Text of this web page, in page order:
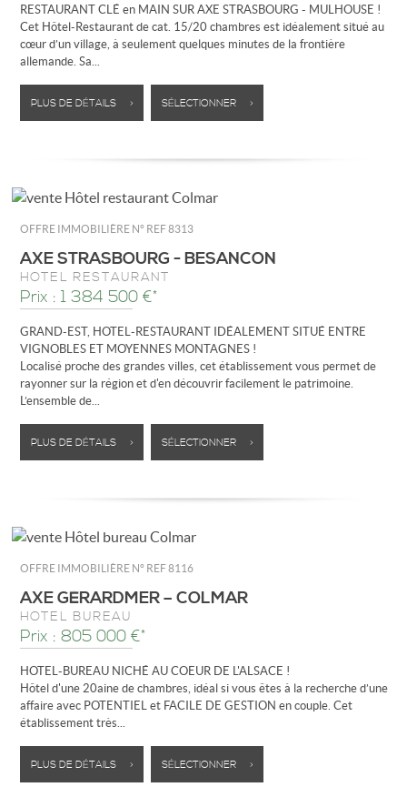
RESTAURANT CLÉ en MAIN SUR AXE STRASBOURG - MULHOUSE !
Cet Hôtel-Restaurant de cat. 15/20 chambres est idéalement situé au
cœur d’un village, à seulement quelques minutes de la frontière
allemande. Sa...
PLUS DE DÉTAILS > SÉLECTIONNER >
OFFRE IMMOBILIÈRE N° REF 8313
AXE STRASBOURG - BESANCON
HÔTEL RESTAURANT
Prix : 1 384 500 €*
GRAND-EST, HOTEL-RESTAURANT IDÉALEMENT SITUÉ ENTRE
VIGNOBLES ET MOYENNES MONTAGNES !
Localisé proche des grandes villes, cet établissement vous permet de
rayonner sur la région et d'en découvrir facilement le patrimoine.
L’ensemble de...
PLUS DE DÉTAILS > SÉLECTIONNER >
OFFRE IMMOBILIÈRE N° REF 8116
AXE GÉRARDMER – COLMAR
HÔTEL BUREAU
Prix : 805 000 €*
HOTEL-BUREAU NICHÉ AU COEUR DE L'ALSACE !
Hôtel d'une 20aine de chambres, idéal si vous êtes à la recherche d’une
affaire avec POTENTIEL et FACILE DE GESTION en couple. Cet
établissement très...
PLUS DE DÉTAILS > SÉLECTIONNER >